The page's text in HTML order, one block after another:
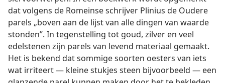
dat volgens de Romeinse schrijver Plinius de Oudere
parels „boven aan de lijst van alle dingen van waarde
stonden”. In tegenstelling tot goud, zilver en veel
edelstenen zijn parels van levend materiaal gemaakt.
Het is bekend dat sommige soorten oesters van iets
wat irriteert — kleine stukjes steen bijvoorbeeld — een